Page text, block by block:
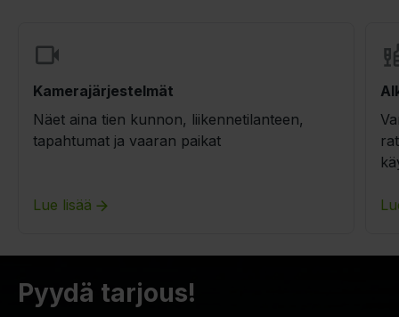
Kamerajärjestelmät
Näet aina tien kunnon, liikennetilanteen,
tapahtumat ja vaaran paikat
Lue lisää
Pyydä tarjous!